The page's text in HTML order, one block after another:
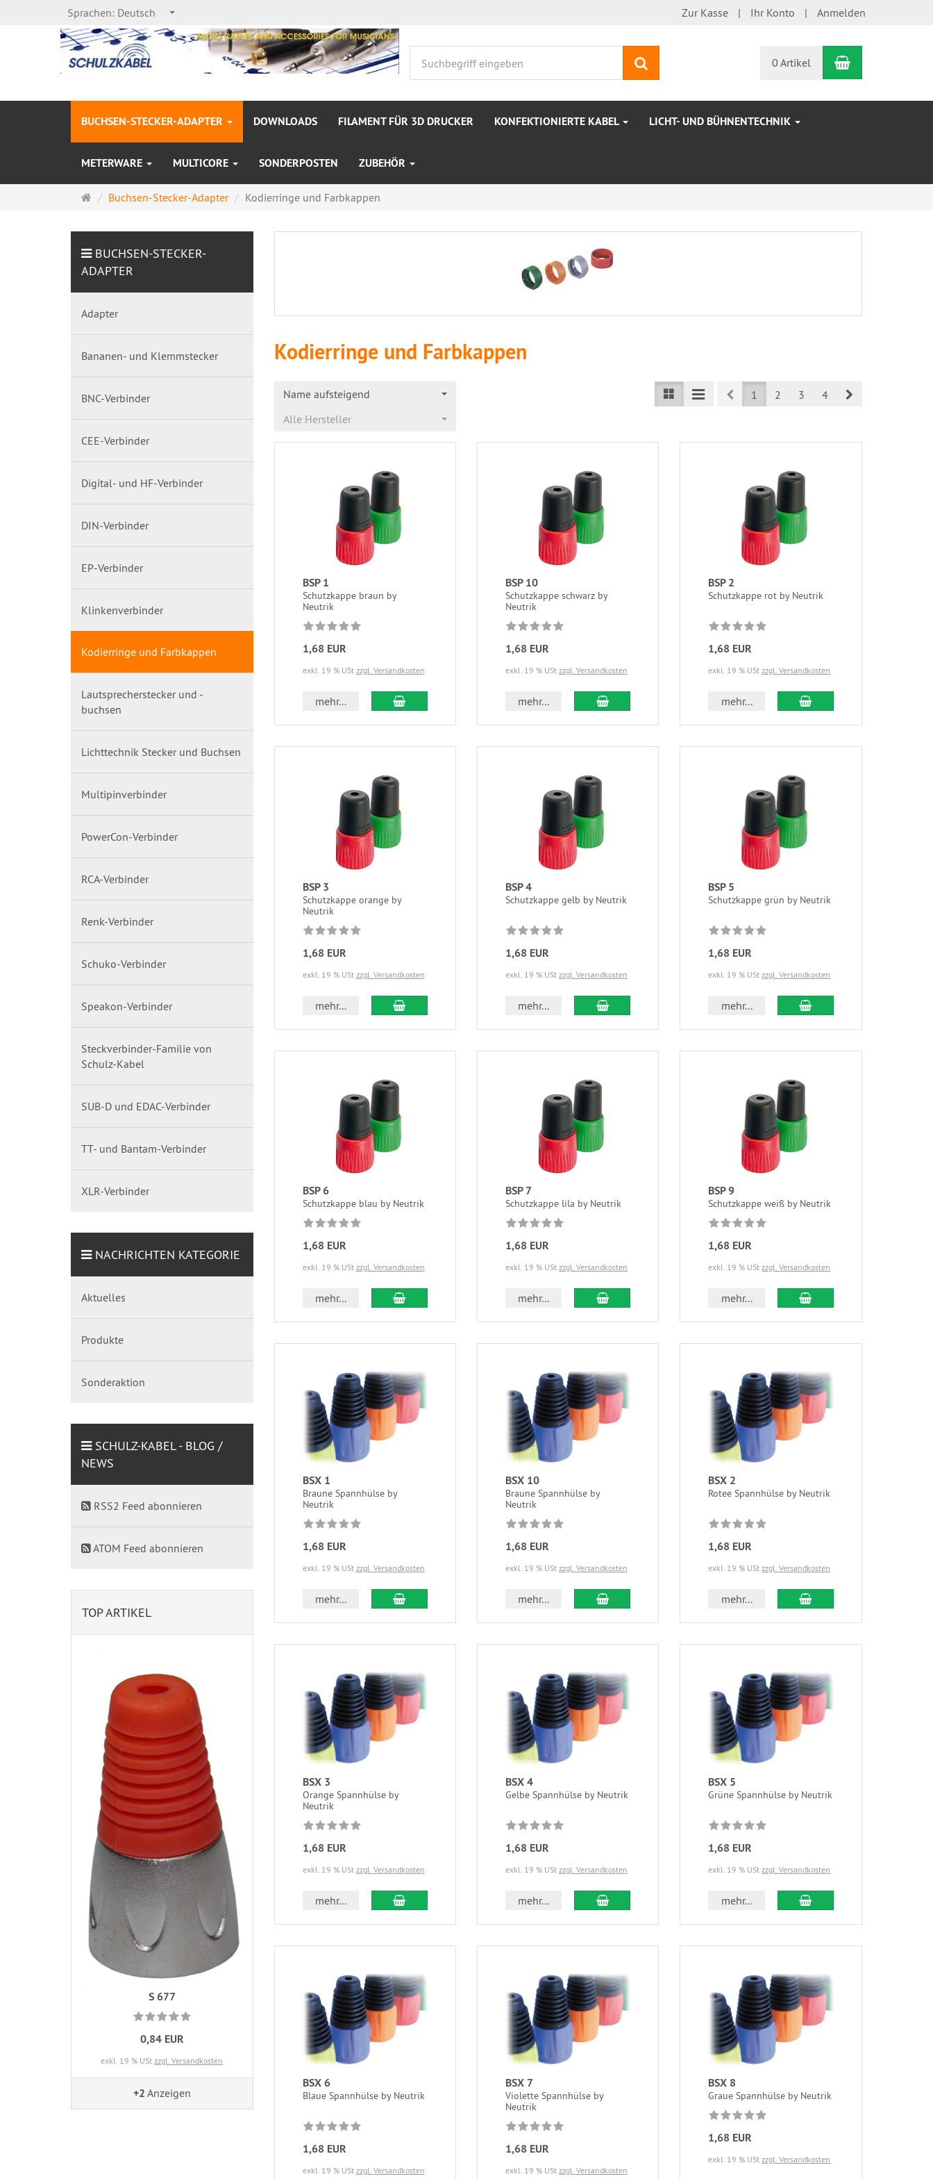
Sprachen: Deutsch Zur Kasse Ihr Konto Anmelden
0 Artikel Warenkorb
BUCHSEN-STECKER-ADAPTER DOWNLOADS FILAMENT FÜR 3D DRUCKER KONFEKTIONIERTE KABEL LICHT- UND BÜHNENTECHNIK
METERWARE MULTICORE SONDERPOSTEN ZUBEHÖR
Startseite
Buchsen-Stecker-Adapter Kodierringe und Farbkappen
Kodierringe und Farbkappen
Name aufsteigend
Alle Hersteller
Prev1 2 3 4 Next
BSP 1
Schutzkappe braun by
Neutrik
1,68 EUR
exkl. 19 % USt zzgl. Versandkosten
mehr...
BSP 10
Schutzkappe schwarz by
Neutrik
1,68 EUR
exkl. 19 % USt zzgl. Versandkosten
mehr...
BSP 2
Schutzkappe rot by Neutrik
1,68 EUR
exkl. 19 % UStzzgl. Versandkosten
mehr...
BSP 3
Schutzkappe orange by
Neutrik
1,68 EUR
exkl. 19 % USt zzgl. Versandkosten
mehr...
BSP 4
Schutzkappe gelb by Neutrik
1,68 EUR
exkl. 19 % USt zzgl. Versandkosten
mehr...
BSP 5
Schutzkappe grün by Neutrik
1,68 EUR
exkl. 19 % UStzzgl. Versandkosten
mehr...
BSP 6
Schutzkappe blau by Neutrik
1,68 EUR
exkl. 19 % USt zzgl. Versandkosten
mehr...
BSP 7
Schutzkappe lila by Neutrik
1,68 EUR
exkl. 19 % USt zzgl. Versandkosten
mehr...
BSP 9
Schutzkappe weiß by Neutrik
1,68 EUR
exkl. 19 % UStzzgl. Versandkosten
mehr...
BSX 1
Braune Spannhülse by
Neutrik
1,68 EUR
exkl. 19 % USt zzgl. Versandkosten
mehr...
BSX 10
Braune Spannhülse by
Neutrik
1,68 EUR
exkl. 19 % USt zzgl. Versandkosten
mehr...
BSX 2
Rotee Spannhülse by Neutrik
1,68 EUR
exkl. 19 % UStzzgl. Versandkosten
mehr...
BSX 3
Orange Spannhülse by
Neutrik
1,68 EUR
exkl. 19 % USt zzgl. Versandkosten
mehr...
BSX 4
Gelbe Spannhülse by Neutrik
1,68 EUR
exkl. 19 % USt zzgl. Versandkosten
mehr...
BSX 5
Grüne Spannhülse by Neutrik
1,68 EUR
exkl. 19 % UStzzgl. Versandkosten
mehr...
BSX 6
Blaue Spannhülse by Neutrik
1,68 EUR
exkl. 19 % USt zzgl. Versandkosten
BSX 7
Violette Spannhülse by
Neutrik
1,68 EUR
exkl. 19 % USt zzgl. Versandkosten
BSX 8
Graue Spannhülse by Neutrik
1,68 EUR
exkl. 19 % UStzzgl. Versandkosten
BUCHSEN-STECKER-
ADAPTER
Adapter
Bananen- und Klemmstecker
BNC-Verbinder
CEE-Verbinder
Digital- und HF-Verbinder
DIN-Verbinder
EP-Verbinder
Klinkenverbinder
Kodierringe und Farbkappen
Lautsprecherstecker und -
buchsen
Lichttechnik Stecker und Buchsen
Multipinverbinder
PowerCon-Verbinder
RCA-Verbinder
Renk-Verbinder
Schuko-Verbinder
Speakon-Verbinder
Steckverbinder-Familie von
Schulz-Kabel
SUB-D und EDAC-Verbinder
TT- und Bantam-Verbinder
XLR-Verbinder
NACHRICHTEN KATEGORIE
Aktuelles
Produkte
Sonderaktion
SCHULZ-KABEL - BLOG /
NEWS
RSS2 Feed abonnieren
ATOM Feed abonnieren
TOP ARTIKEL
S 677
0,84 EUR
exkl. 19 % UStzzgl. Versandkosten
+2 Anzeigen